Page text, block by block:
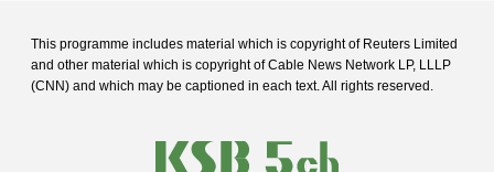
This programme includes material which is copyright of Reuters Limited
and other material which is copyright of Cable News Network LP, LLLP
(CNN) and which may be captioned in each text. All rights reserved.